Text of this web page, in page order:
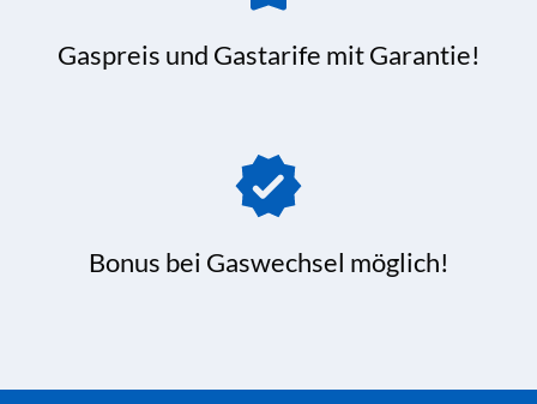
Gaspreis und Gastarife mit Garantie!
Bonus bei Gaswechsel möglich!